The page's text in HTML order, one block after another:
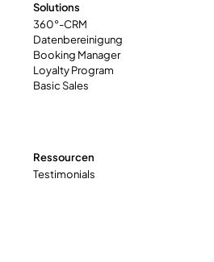
Solutions
360°-CRM
Datenbereinigung
Booking Manager
Loyalty Program
Basic Sales
Ressourcen
Testimonials